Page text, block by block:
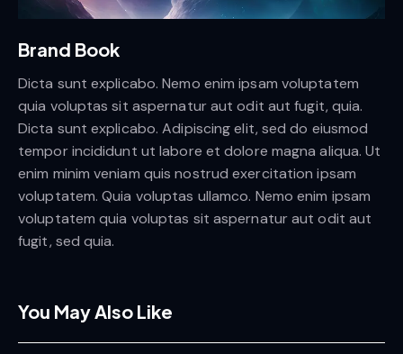
Brand Book
Dicta sunt explicabo. Nemo enim ipsam voluptatem
quia voluptas sit aspernatur aut odit aut fugit, quia.
Dicta sunt explicabo. Adipiscing elit, sed do eiusmod
tempor incididunt ut labore et dolore magna aliqua. Ut
enim minim veniam quis nostrud exercitation ipsam
voluptatem. Quia voluptas ullamco. Nemo enim ipsam
voluptatem quia voluptas sit aspernatur aut odit aut
fugit, sed quia.
You May Also Like